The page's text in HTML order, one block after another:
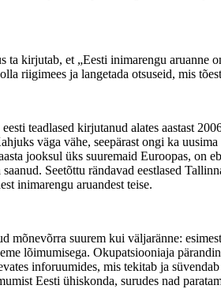
kirjutab, et „Eesti inimarengu aruanne
riigimees ja langetada otsuseid, mis
teadlased kirjutanud alates aastast
väga vähe, seepärast ongi ka
jooksul üks suuremaid Euroopas, on
Seetõttu rändavad eestlased
inimarengu aruandest teise.
suurem kui väljaränne:
lõimumisega. Okupatsiooniaja
inforuumides, mis tekitab ja
Eesti ühiskonda, surudes nad